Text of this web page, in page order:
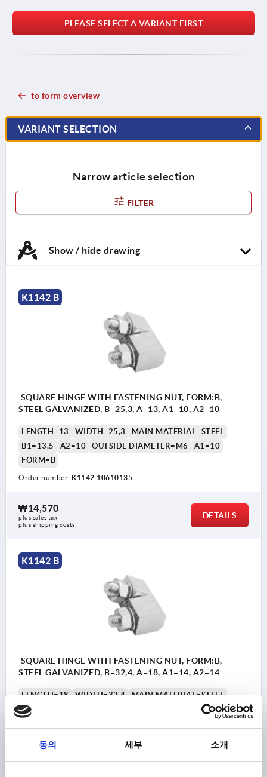
동의 세부 소개
PLEASE SELECT A VARIANT FIRST
to form overview
VARIANT SELECTION
Narrow article selection
FILTER
Show / hide drawing
K1142 B
SQUARE HINGE WITH FASTENING NUT, FORM:B,
STEEL GALVANIZED, B=25,3, A=13, A1=10, A2=10
LENGTH=13 WIDTH=25,3
MAIN MATERIAL=STEEL
B1=13,5
A2=10 OUTSIDE DIAMETER=M6
A1=10
FORM=B
Order number: K1142.10610135
₩14,570
plus sales tax
plus shipping costs
DETAILS
K1142 B
SQUARE HINGE WITH FASTENING NUT, FORM:B,
STEEL GALVANIZED, B=32,4, A=18, A1=14, A2=14
LENGTH=18 WIDTH=32,4
MAIN MATERIAL=STEEL
B1=16,5
A1=14
Order number: K1142.10814165